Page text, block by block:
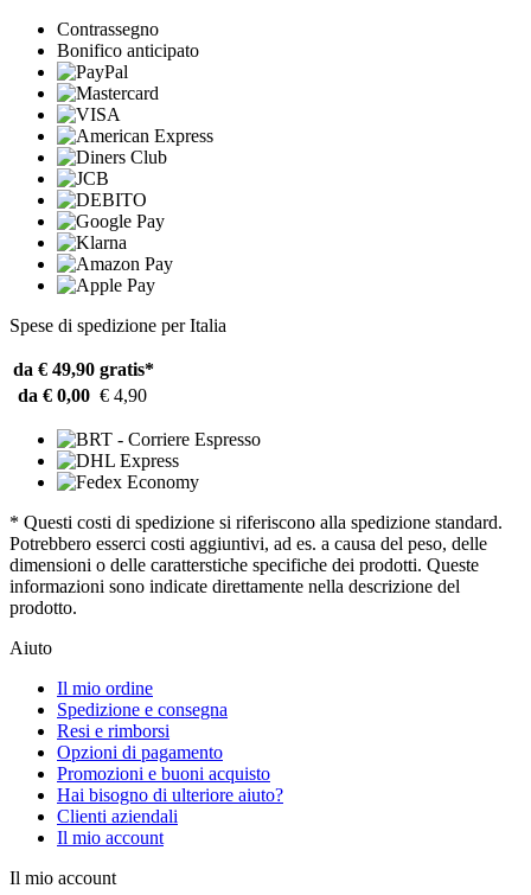
Contrassegno
Bonifico anticipato
Spese di spedizione per Italia
da € 49,90 gratis*
da € 0,00 € 4,90
* Questi costi di spedizione si riferiscono alla spedizione standard.
Potrebbero esserci costi aggiuntivi, ad es. a causa del peso, delle
dimensioni o delle caratterstiche specifiche dei prodotti. Queste
informazioni sono indicate direttamente nella descrizione del
prodotto.
Aiuto
Il mio ordine
Spedizione e consegna
Resi e rimborsi
Opzioni di pagamento
Promozioni e buoni acquisto
Hai bisogno di ulteriore aiuto?
Clienti aziendali
Il mio account
Il mio account